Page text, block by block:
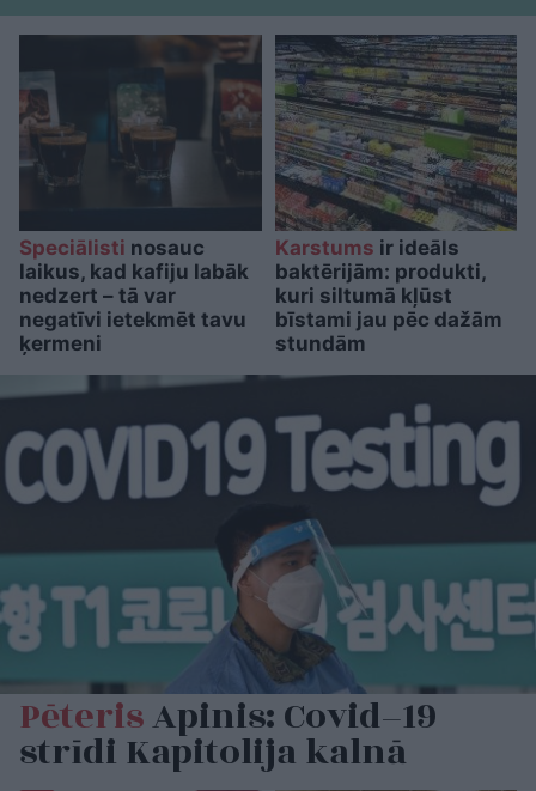
Speciālisti nosauc
laikus, kad kafiju labāk
nedzert – tā var
negatīvi ietekmēt tavu
ķermeni
Karstums ir ideāls
baktērijām: produkti,
kuri siltumā kļūst
bīstami jau pēc dažām
stundām
PēterisApinis: Covid–19
strīdi Kapitolija kalnā